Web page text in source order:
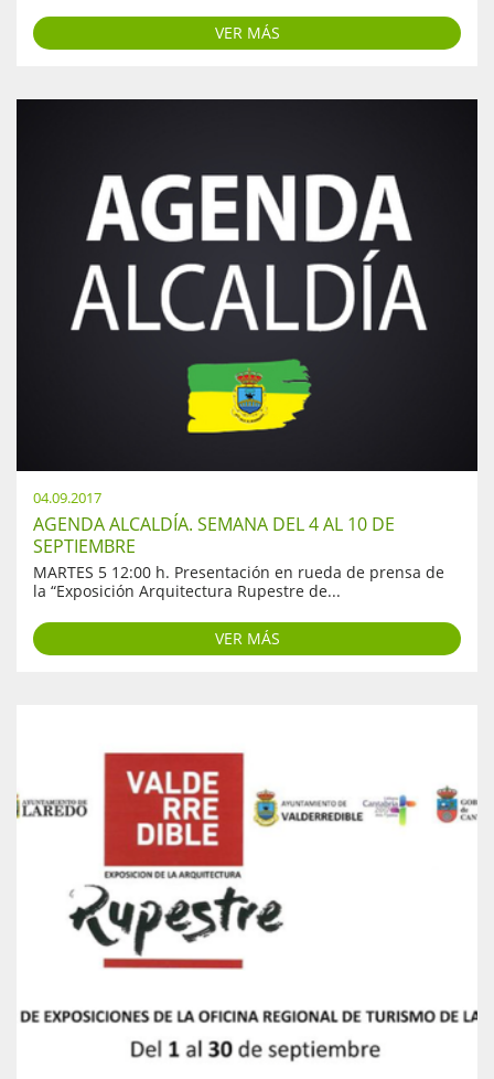
VER MÁS
04.09.2017
AGENDA ALCALDÍA. SEMANA DEL 4 AL 10 DE
SEPTIEMBRE
MARTES 5 12:00 h. Presentación en rueda de prensa de
la “Exposición Arquitectura Rupestre de...
VER MÁS